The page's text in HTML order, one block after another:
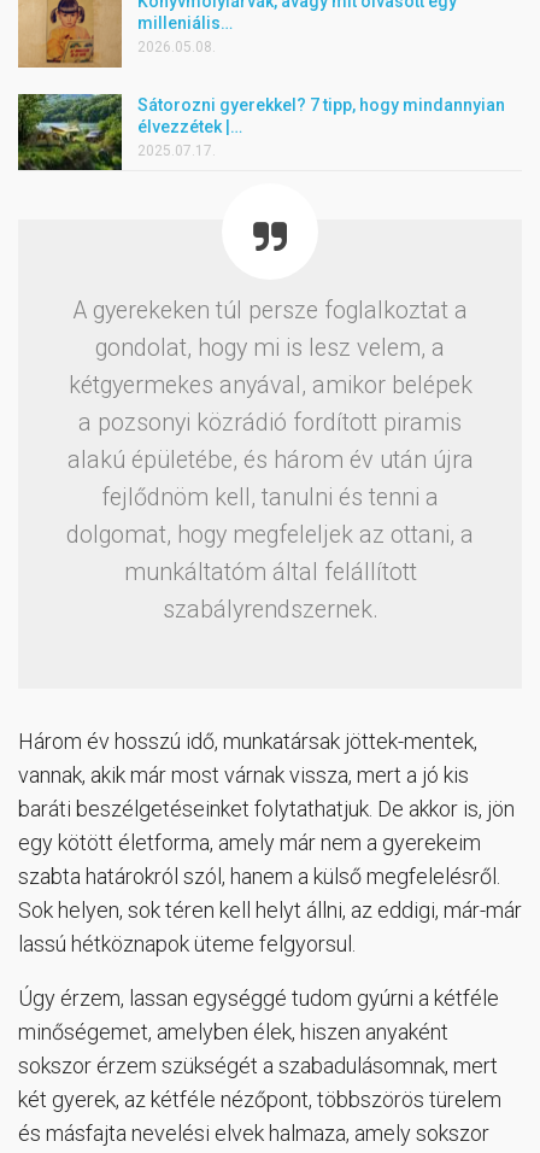
milleniális…
2026.05.08.
Sátorozni gyerekkel? 7 tipp, hogy mindannyian
élvezzétek |…
2025.07.17.
A gyerekeken túl persze foglalkoztat a
gondolat, hogy mi is lesz velem, a
kétgyermekes anyával, amikor belépek
a pozsonyi közrádió fordított piramis
alakú épületébe, és három év után újra
fejlődnöm kell, tanulni és tenni a
dolgomat, hogy megfeleljek az ottani, a
munkáltatóm által felállított
szabályrendszernek.
Három év hosszú idő, munkatársak jöttek-mentek,
vannak, akik már most várnak vissza, mert a jó kis
baráti beszélgetéseinket folytathatjuk. De akkor is, jön
egy kötött életforma, amely már nem a gyerekeim
szabta határokról szól, hanem a külső megfelelésről.
Sok helyen, sok téren kell helyt állni, az eddigi, már-már
lassú hétköznapok üteme felgyorsul.
Úgy érzem, lassan egységgé tudom gyúrni a kétféle
minőségemet, amelyben élek, hiszen anyaként
sokszor érzem szükségét a szabadulásomnak, mert
két gyerek, az kétféle nézőpont, többszörös türelem
és másfajta nevelési elvek halmaza, amely sokszor